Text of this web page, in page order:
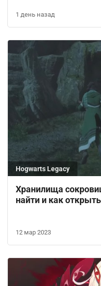
1 день назад
Hogwarts Legacy
Хранилища
найти и как открыть
12 мар 2023